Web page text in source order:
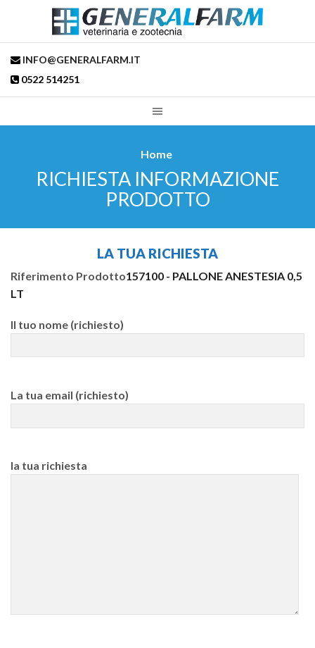
INFO@GENERALFARM.IT
0522 514251
Home
RICHIESTA INFORMAZIONE
PRODOTTO
LA TUA RICHIESTA
Riferimento Prodotto157100 - PALLONE ANESTESIA 0,5
LT
Il tuo nome (richiesto)
La tua email (richiesto)
la tua richiesta